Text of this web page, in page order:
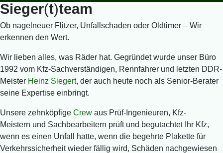
Sieger(t)team
Ob nagelneuer Flitzer, Unfallschaden oder Oldtimer – Wir
erkennen den Wert.
Wir lieben alles, was Räder hat. Gegründet wurde unser Büro
1992 vom Kfz-Sachverständigen, Rennfahrer und letzten DDR-
Meister Heinz Siegert, der auch heute noch als Senior-Berater
seine Expertise einbringt.
Unsere zehnköpfige Crew aus Prüf-Ingenieuren, Kfz-
Meistern und Sachbearbeitern prüft und begutachtet Ihr Kfz,
wenn es einen Unfall hatte, wenn die begehrte Plakette für
Verkehrssicherheit wieder fällig wird, Schäden nachgewiesen